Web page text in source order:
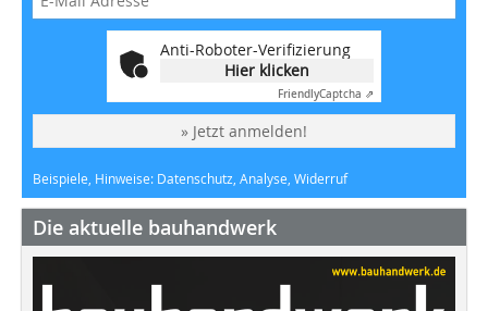
Anti-Roboter-Verifizierung
Hier klicken
FriendlyCaptcha ⇗
» Jetzt anmelden!
Beispiele, Hinweise: Datenschutz, Analyse, Widerruf
Die aktuelle bauhandwerk